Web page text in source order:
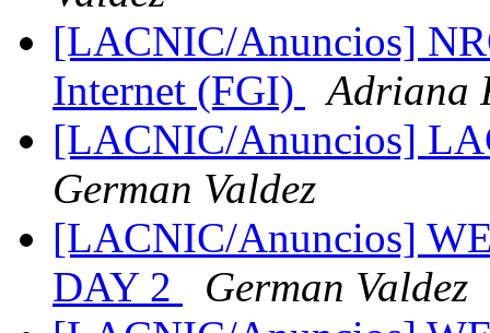
[LACNIC/Anuncios]
Internet (FGI)
Adriana
[LACNIC/Anuncios]
German Valdez
[LACNIC/Anuncios]
DAY 2
German Valdez